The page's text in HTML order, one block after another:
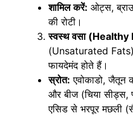
शामिल करें: ओट्स,
की रोटी।
स्वस्थ वसा (Healthy
(Unsaturated Fats)
फायदेमंद होते हैं।
स्रोत: एवोकाडो, जैतून
और बीज (चिया
एसिड से भरपूर मछली